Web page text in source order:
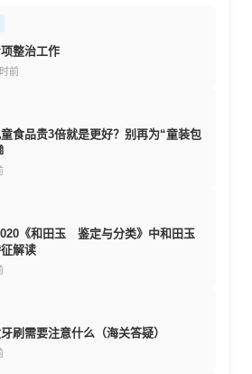
整治工作
前
食品贵3倍就是更好？别再为“童装包
《和田玉 鉴定与分类》中和田玉
解读
刷需要注意什么（海关答疑）